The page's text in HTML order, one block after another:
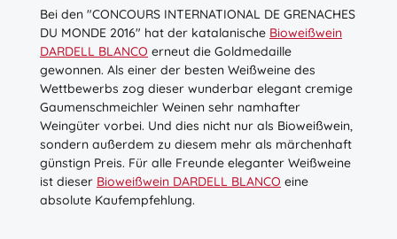
Bei den "CONCOURS INTERNATIONAL DE GRENACHES
DU MONDE 2016" hat der katalanische Bioweißwein
DARDELL BLANCO erneut die Goldmedaille
gewonnen. Als einer der besten Weißweine des
Wettbewerbs zog dieser wunderbar elegant cremige
Gaumenschmeichler Weinen sehr namhafter
Weingüter vorbei. Und dies nicht nur als Bioweißwein,
sondern außerdem zu diesem mehr als märchenhaft
günstign Preis. Für alle Freunde eleganter Weißweine
ist dieser Bioweißwein DARDELL BLANCO eine
absolute Kaufempfehlung.